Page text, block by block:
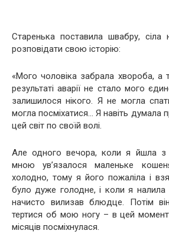
Старенька поставила швабру, сіла
розповідати свою історію:
«Мого чоловіка забрала хвороба, а
результаті аварії не стало мого
залишилося нікого. Я не могла
могла посміхатися… Я навіть думала
цей світ по своїй волі.
Але одного вечора, коли я йшла
мною ув’язалося маленьке
холодно, тому я його пожаліла і
було дуже голодне, і коли я
начисто вилизав блюдце. Потім
тертися об мою ногу – в цей
місяців посміхнулася.